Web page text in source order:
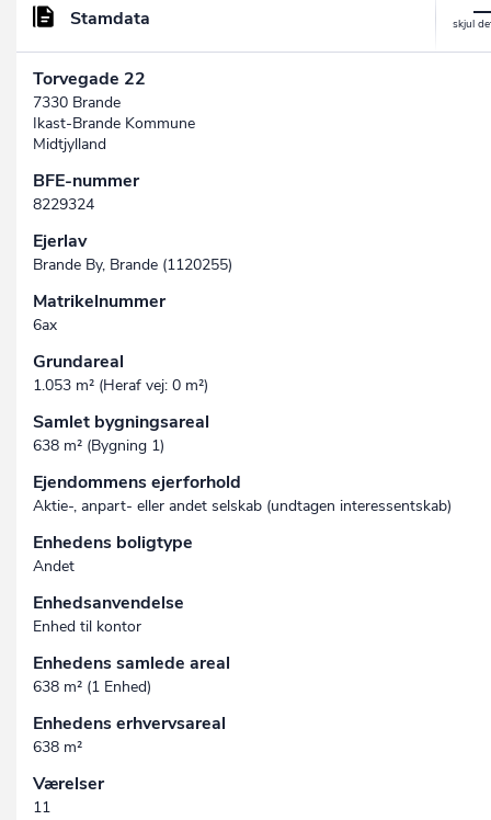
Stamdata
Torvegade 22
7330 Brande
Ikast-Brande Kommune
Midtjylland
BFE-nummer
8229324
Ejerlav
Brande By, Brande (1120255)
Matrikelnummer
6ax
Grundareal
1.053 m² (Heraf vej: 0 m²)
Samlet bygningsareal
638 m² (Bygning 1)
Ejendommens ejerforhold
Aktie-, anpart- eller andet selskab (undtagen interessent­skab)
Enhedens boligtype
Andet
Enhedsanvendelse
Enhed til kontor
Enhedens samlede areal
638 m² (1 Enhed)
Enhedens erhvervsareal
638 m²
Værelser
11